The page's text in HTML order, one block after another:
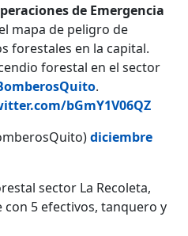
de Emergencia
mapa de peligro de
forestales en la capital.
forestal en el sector
.
bGmY1V06QZ
diciembre
sector La Recoleta,
con 5 efectivos, tanquero y